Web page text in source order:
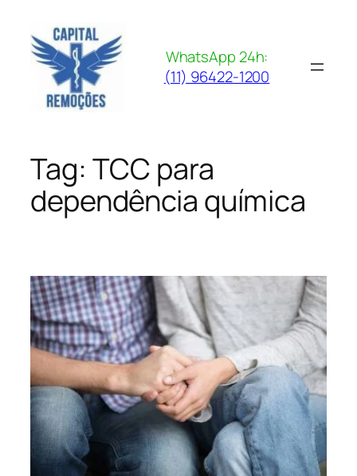
para
conteúdo
WhatsApp 24h:
(11) 96422-1200
Tag: TCC para
dependência química